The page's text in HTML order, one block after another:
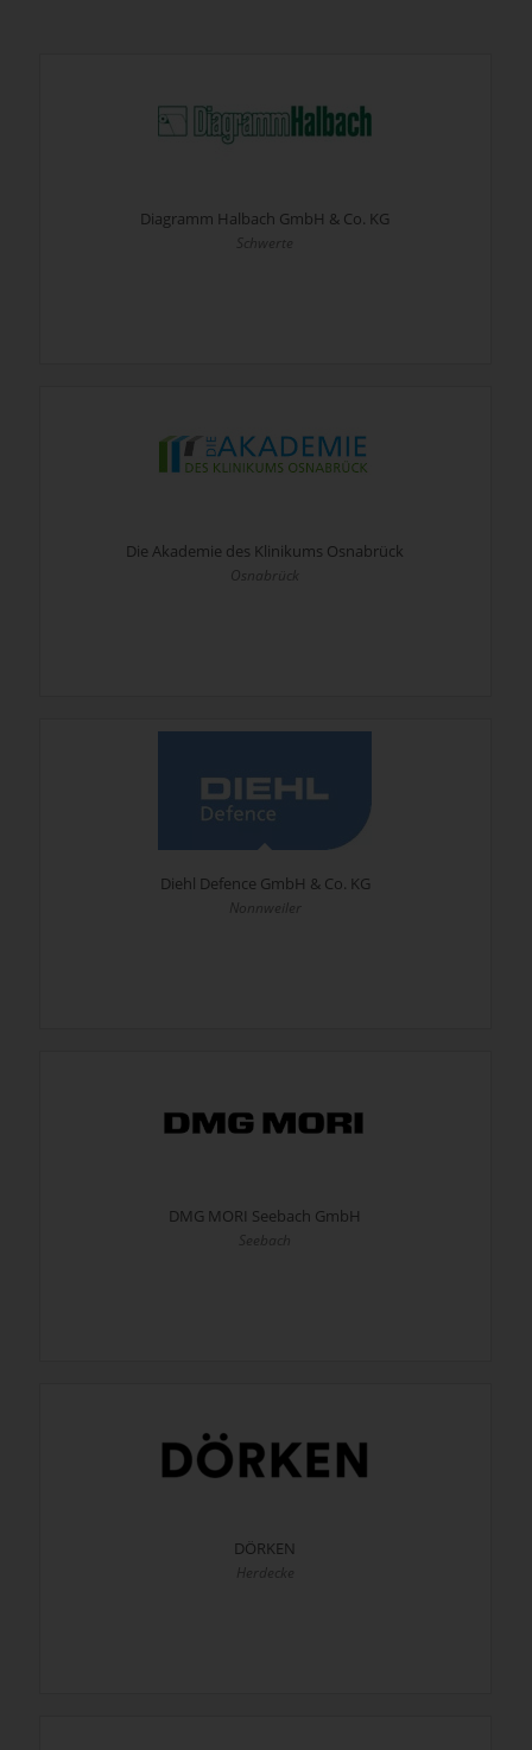
Diagramm Halbach GmbH & Co. KG
Schwerte
Die Akademie des Klinikums Osnabrück
Osnabrück
Diehl Defence GmbH & Co. KG
Nonnweiler
DMG MORI Seebach GmbH
Seebach
DÖRKEN
Herdecke